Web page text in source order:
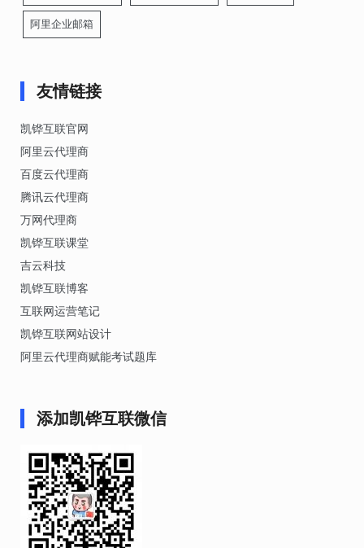
阿里企业邮箱
友情链接
凯铧互联官网
阿里云代理商
百度云代理商
腾讯云代理商
万网代理商
凯铧互联课堂
吉云科技
凯铧互联博客
互联网运营笔记
凯铧互联网站设计
阿里云代理商赋能考试题库
添加凯铧互联微信